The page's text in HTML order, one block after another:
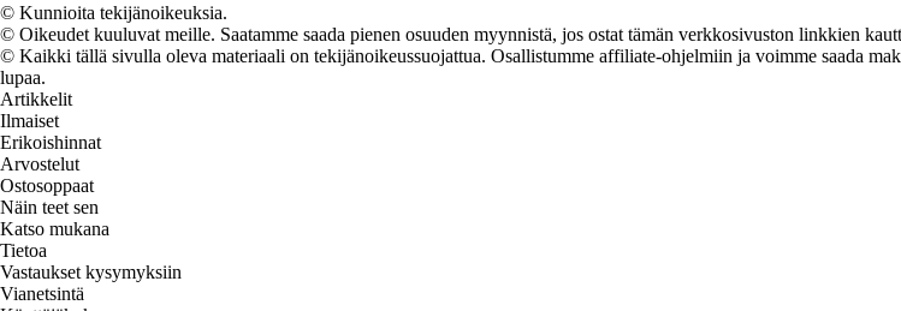
© Kunnioita tekijänoikeuksia.
© Oikeudet kuuluvat meille. Saatamme saada pienen osuuden myynnistä, jos ostat tämän verkkosivuston linkkien
© Kaikki tällä sivulla oleva materiaali on tekijänoikeussuojattua. Osallistumme affiliate-ohjelmiin ja voimme saada
lupaa.
Artikkelit
Ilmaiset
Erikoishinnat
Arvostelut
Ostosoppaat
Näin teet sen
Katso mukana
Tietoa
Vastaukset kysymyksiin
Vianetsintä